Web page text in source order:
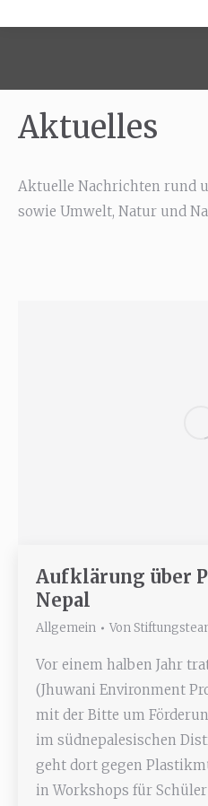
Aktuelles
Aktuelle Nachrichten rund
sowie Umwelt, Natur und
Aufklärung über
Nepal
Allgemein Von
Vor einem halben Jahr
(Jhuwani Environment
mit der Bitte um
im südnepalesischen
geht dort gegen
in Workshops für